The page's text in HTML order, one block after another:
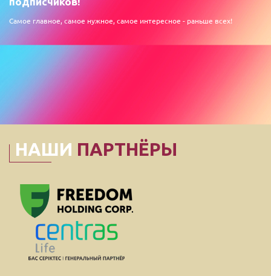
Самое главное, самое нужное, самое интересное - раньше всех!
НАШИ ПАРТНЁРЫ